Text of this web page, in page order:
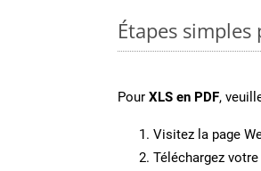
Étapes
Pour XLS en PDF,
Visitez la page
Téléchargez